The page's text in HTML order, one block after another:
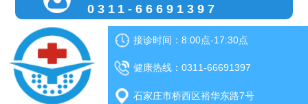
0311-66691397
接诊时间：8:00点-17:30点
健康热线：0311-66691397
石家庄市桥西区裕华东路7号